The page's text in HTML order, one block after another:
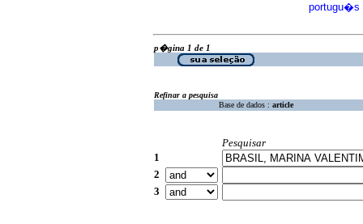
portugu�s
p�gina 1 de 1
Refinar a pesquisa
Base de dados : article
Pesquisar
1
2
3